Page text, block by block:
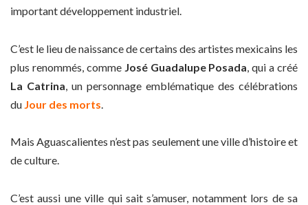
important développement industriel.
C’est le lieu de naissance de certains des artistes mexicains les
plus renommés, comme José Guadalupe Posada , qui a créé
La Catrina , un personnage emblématique des célébrations
du Jour des morts
Mais Aguascalientes n’est pas seulement une ville d’histoire et
de culture.
C’est aussi une ville qui sait s’amuser, notamment lors de sa